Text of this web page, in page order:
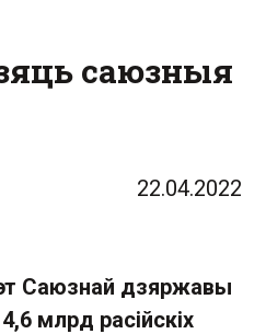
саюзныя
22.04.2022
Саюзнай дзяржавы
млрд расійскіх